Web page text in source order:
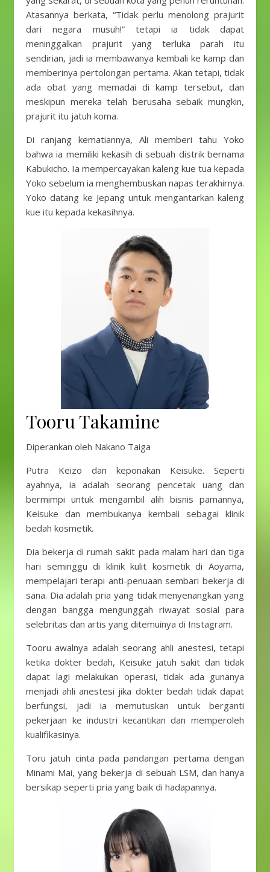
Atasannya berkata, “Tidak perlu menolong prajurit
dari negara musuh!” tetapi ia tidak dapat
meninggalkan prajurit yang terluka parah itu
sendirian, jadi ia membawanya kembali ke kamp dan
memberinya pertolongan pertama. Akan tetapi, tidak
ada obat yang memadai di kamp tersebut, dan
meskipun mereka telah berusaha sebaik mungkin,
prajurit itu jatuh koma.
Di ranjang kematiannya, Ali memberi tahu Yoko
bahwa ia memiliki kekasih di sebuah distrik bernama
Kabukicho. Ia mempercayakan kaleng kue tua kepada
Yoko sebelum ia menghembuskan napas terakhirnya.
Yoko datang ke Jepang untuk mengantarkan kaleng
kue itu kepada kekasihnya.
Tooru Takamine
Diperankan oleh Nakano Taiga
Putra Keizo dan keponakan Keisuke. Seperti
ayahnya, ia adalah seorang pencetak uang dan
bermimpi untuk mengambil alih bisnis pamannya,
Keisuke dan membukanya kembali sebagai klinik
bedah kosmetik.
Dia bekerja di rumah sakit pada malam hari dan tiga
hari seminggu di klinik kulit kosmetik di Aoyama,
mempelajari terapi anti-penuaan sembari bekerja di
sana. Dia adalah pria yang tidak menyenangkan yang
dengan bangga mengunggah riwayat sosial para
selebritas dan artis yang ditemuinya di Instagram.
Tooru awalnya adalah seorang ahli anestesi, tetapi
ketika dokter bedah, Keisuke jatuh sakit dan tidak
dapat lagi melakukan operasi, tidak ada gunanya
menjadi ahli anestesi jika dokter bedah tidak dapat
berfungsi, jadi ia memutuskan untuk berganti
pekerjaan ke industri kecantikan dan memperoleh
kualifikasinya.
Toru jatuh cinta pada pandangan pertama dengan
Minami Mai, yang bekerja di sebuah LSM, dan hanya
bersikap seperti pria yang baik di hadapannya.